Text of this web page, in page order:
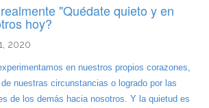
"Quédate quieto y en
hoy?
2020
en nuestros propios corazones,
nuestras circunstancias o logrado por las
de los demás hacia nosotros. Y la quietud es